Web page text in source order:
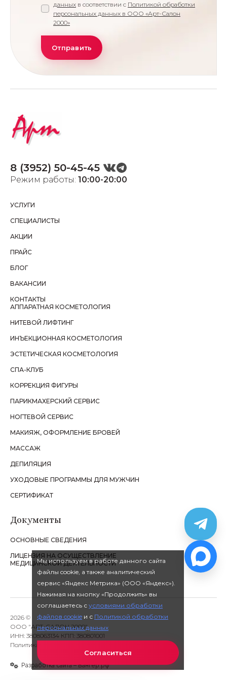
данных в соответствии с Политикой обработки
персональных данных в ООО «Арт-Салон
2000»
Режим работы: 10:00-20:00
8 (3952) 50-45-45
УСЛУГИ
СПЕЦИАЛИСТЫ
АКЦИИ
ПРАЙС
БЛОГ
ВАКАНСИИ
КОНТАКТЫ
АППАРАТНАЯ КОСМЕТОЛОГИЯ
НИТЕВОЙ ЛИФТИНГ
ИНЪЕКЦИОННАЯ КОСМЕТОЛОГИЯ
ЭСТЕТИЧЕСКАЯ КОСМЕТОЛОГИЯ
СПА-КЛУБ
КОРРЕКЦИЯ ФИГУРЫ
ПАРИКМАХЕРСКИЙ СЕРВИС
НОГТЕВОЙ СЕРВИС
МАКИЯЖ, ОФОРМЛЕНИЕ БРОВЕЙ
МАССАЖ
ДЕПИЛЯЦИЯ
УХОДОВЫЕ ПРОГРАММЫ ДЛЯ МУЖЧИН
СЕРТИФИКАТ
Документы
ОСНОВНЫЕ СВЕДЕНИЯ
ЛИЦЕНЗИЯ НА ОСУЩЕСТВЛЕНИЕ
МЕДИЦИНСКОЙ ДЕЯТЕЛЬНОСТИ
2026 ©
ООО "АРТ-САЛОН 2000"
ИНН: 3808063134 КПП: 380801001
Политика обработки персональных данных
Разработка сайта – Вангер.рф
Мы используем в работе данного сайта
файлы cookie, а также аналитический
сервис «Яндекс Метрика» (ООО «Яндекс»).
Нажимая на кнопку «Продолжить» вы
соглашаетесь с условиями обработки
файлов cookie и с Политикой обработки
персональных данных
Согласиться